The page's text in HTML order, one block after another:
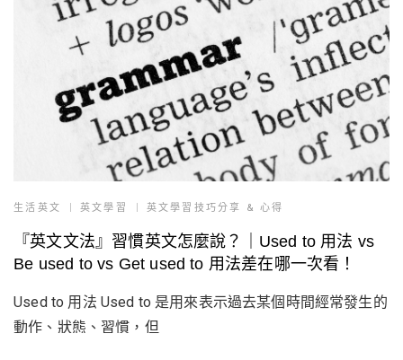
生活英文 英文學習 英文學習技巧分享 & 心得
『英文文法』習慣英文怎麼說？｜Used to 用法 vs
Be used to vs Get used to 用法差在哪一次看！
Used to 用法 Used to 是用來表示過去某個時間經常發生的
動作、狀態、習慣，但